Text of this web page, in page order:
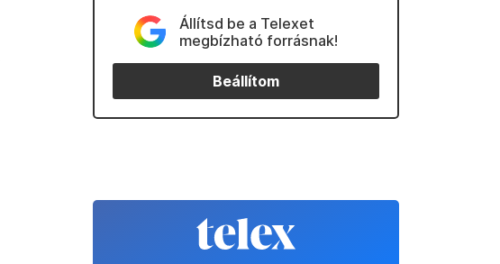
Állítsd be a Telexet
megbízható forrásnak!
Beállítom